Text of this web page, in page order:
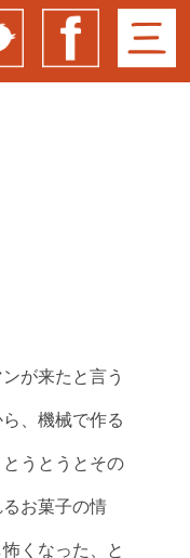
が来たと言う
、機械で作る
うとうとその
お菓子の情
くなった、と